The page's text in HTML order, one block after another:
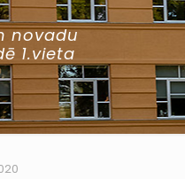
novadu
1.vieta